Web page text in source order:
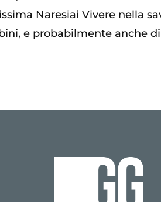
Naresiai Vivere nella
e probabilmente anche